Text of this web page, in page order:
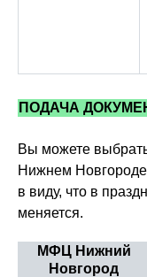
ПОДАЧА
Вы можете
Нижнем Новгороде
в виду, что в
меняется.
МФЦ Нижний
Новгород